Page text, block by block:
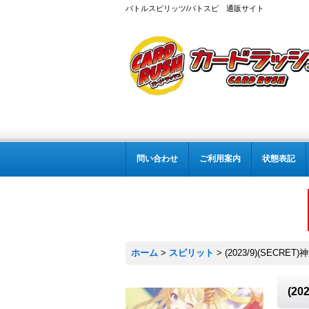
バトルスピリッツ/バトスピ 通販サイト
問い合わせ ご利用案内 状態表記
ホーム > スピリット > (2023/9)(SECRET)